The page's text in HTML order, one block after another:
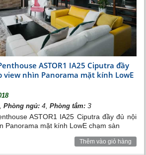
bệnh viện đều theo chuẩn quốc tế
Vingroup, bể bơi, phòng tập Gym,
Vincom Center Long Biên....
Biên
ASTOR1 IA25 Ciputra đầy
view nhìn Panorama mặt kính LowE
Phòng ngủ: 4,Phòng tắm: 3
ASTOR1 IA25 Ciputra đầy đủ nội
Panorama mặt kính LowE chạm sàn
Thêm vào giỏ hàng